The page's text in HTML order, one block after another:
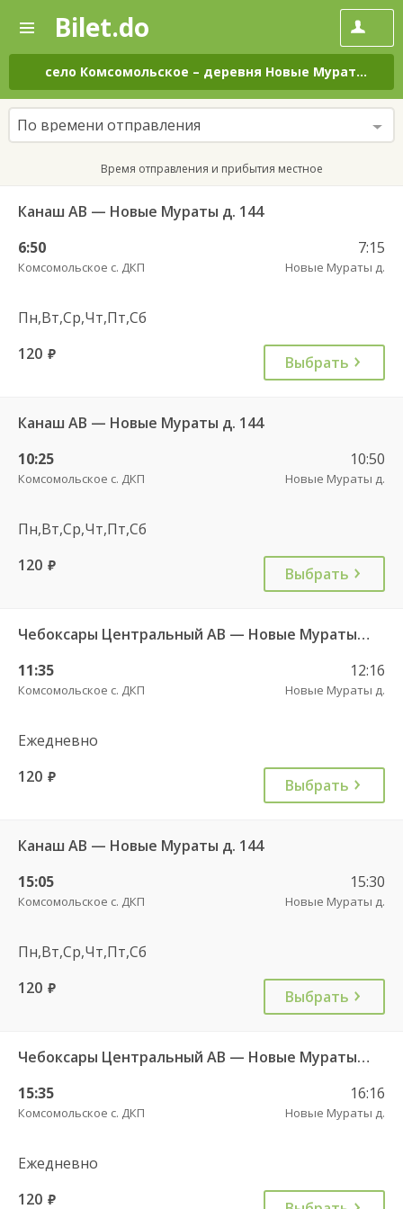
—
Поиск
и
покупка
билетов
на
автобус
онлайн
Bilet.do
село Комсомольское – деревня Новые Мураты
По времени отправления
Время отправления и прибытия местное
Канаш АВ — Новые Мураты д. 144
6:50
Комсомольское с. ДКП
7:15
Новые Мураты д.
Пн,Вт,Ср,Чт,Пт,Сб
120 руб. Выбрать
Канаш АВ — Новые Мураты д. 144
10:25
Комсомольское с. ДКП
10:50
Новые Мураты д.
Пн,Вт,Ср,Чт,Пт,Сб
120 руб. Выбрать
Чебоксары Центральный АВ — Новые Мураты д. ч/з Комсомольское с. ДКП 626
11:35
Комсомольское с. ДКП
12:16
Новые Мураты д.
Ежедневно
120 руб. Выбрать
Канаш АВ — Новые Мураты д. 144
15:05
Комсомольское с. ДКП
15:30
Новые Мураты д.
Пн,Вт,Ср,Чт,Пт,Сб
120 руб. Выбрать
Чебоксары Центральный АВ — Новые Мураты д. ч/з Комсомольское с. ДКП 626
15:35
Комсомольское с. ДКП
16:16
Новые Мураты д.
Ежедневно
120 руб.